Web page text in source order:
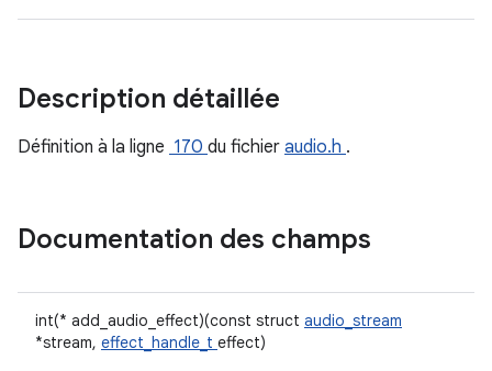
Description détaillée
Définition à la ligne 170 du fichier audio.h .
Documentation des champs
int(* add_audio_effect)(const struct audio_stream
*stream, effect_handle_t effect)